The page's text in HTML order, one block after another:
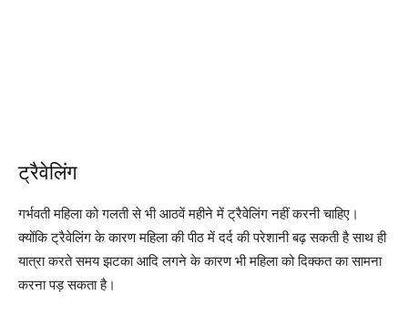
ट्रैवेलिंग
गर्भवती महिला को गलती से भी आठवें महीने में ट्रैवेलिंग नहीं करनी चाहिए।
क्योंकि ट्रैवेलिंग के कारण महिला की पीठ में दर्द की परेशानी बढ़ सकती है साथ ही
यात्रा करते समय झटका आदि लगने के कारण भी महिला को दिक्कत का सामना
करना पड़ सकता है।